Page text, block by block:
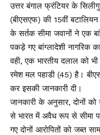
उत्तर बंगाल फ्रंटियर के
(बीएसएफ) की 15वीं
के सर्तक सीमा जवानों ने एक
पकड़े गए बांग्लादेशी नागरिक
वही, एक भारतीय दलाल को
रमेश मल पहाडी (45) है।
कर इसकी जानकारी दी।
जानकारी के अनुसार, दोनों
से भारत में अवैध रूप से सीमा
गए दोनों आरोपितों को जब्त